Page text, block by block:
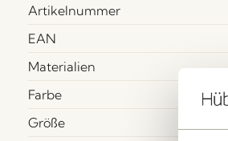
Artikelnummer
EAN
Materialien
Farbe
Größe